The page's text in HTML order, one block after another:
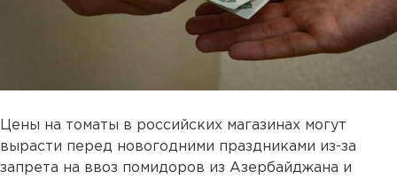
Цены на томаты в российских магазинах могут
вырасти перед новогодними праздниками из-за
запрета на ввоз помидоров из Азербайджана и